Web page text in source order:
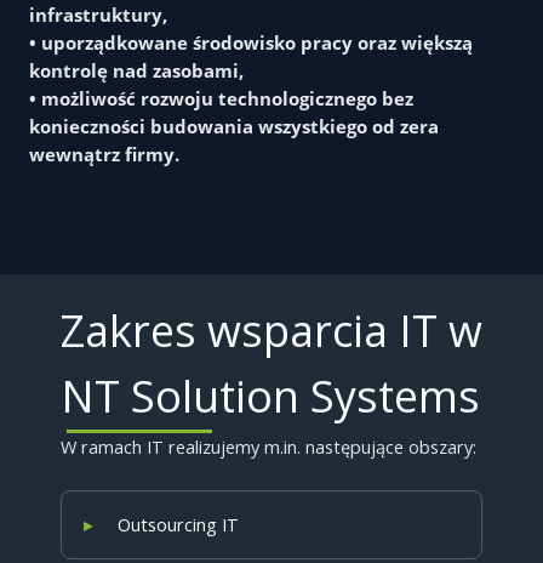
infrastruktury,
• uporządkowane środowisko pracy oraz większą
kontrolę nad zasobami,
• możliwość rozwoju technologicznego bez
konieczności budowania wszystkiego od zera
wewnątrz firmy.
Zakres wsparcia IT w
NT Solution Systems
W ramach IT realizujemy m.in. następujące obszary:
Outsourcing IT